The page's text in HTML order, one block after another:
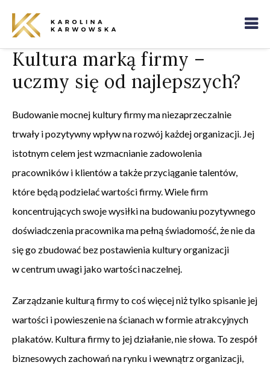
Kultura marką firmy –
uczmy się od najlepszych?
Budowanie mocnej kultury firmy ma niezaprzeczalnie
trwały i pozytywny wpływ na rozwój każdej organizacji. Jej
istotnym celem jest wzmacnianie zadowolenia
pracowników i klientów a także przyciąganie talentów,
które będą podzielać wartości firmy. Wiele firm
koncentrujących swoje wysiłki na budowaniu pozytywnego
doświadczenia pracownika ma pełną świadomość, że nie da
się go zbudować bez postawienia kultury organizacji
w centrum uwagi jako wartości naczelnej.
Zarządzanie kulturą firmy to coś więcej niż tylko spisanie jej
wartości i powieszenie na ścianach w formie atrakcyjnych
plakatów. Kultura firmy to jej działanie, nie słowa. To zespół
biznesowych zachowań na rynku i wewnątrz organizacji,